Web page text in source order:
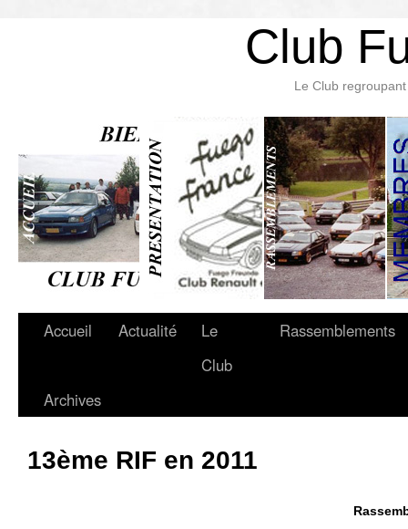
Club
Le Club
Accueil Actualité
Le
Club
Rassemblements
Archives
13ème RIF en 2011